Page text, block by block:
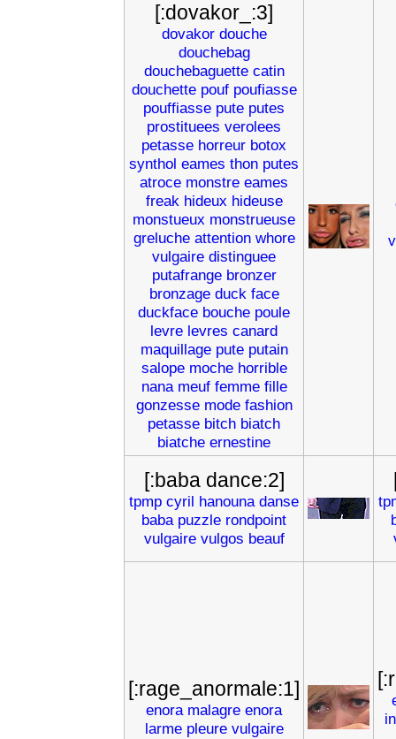
[:dovakor_:3]
dovakor douche
douchebag
douchebaguette catin
douchette pouf poufiasse
pouffiasse pute putes
prostituees verolees
petasse horreur botox
synthol eames thon putes
atroce monstre eames
freak hideux hideuse
monstueux monstrueuse
greluche attention whore
vulgaire distinguee
putafrange bronzer
bronzage duck face
duckface bouche poule
levre levres canard
maquillage pute putain
salope moche horrible
nana meuf femme fille
gonzesse mode fashion
petasse bitch biatch
biatche ernestine
[:baba dance:2]
tpmp cyril hanouna danse
baba puzzle rondpoint
vulgaire vulgos beauf
[:rage_anormale:1]
enora malagre enora
larme pleure vulgaire